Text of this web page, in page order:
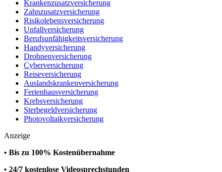
Krankenzusatzversicherung
Zahnzusatzversicherung
Risikolebensversicherung
Unfallversicherung
Berufsunfähigkeitsversicherung
Handyversicherung
Drohnenversicherung
Cyberversicherung
Reiseversicherung
Auslandskrankenversicherung
Ferienhausversicherung
Krebsversicherung
Sterbegeldversicherung
Photovoltaikversicherung
Anzeige
• Bis zu 100% Kostenübernahme
• 24/7 kostenlose Videosprechstunden